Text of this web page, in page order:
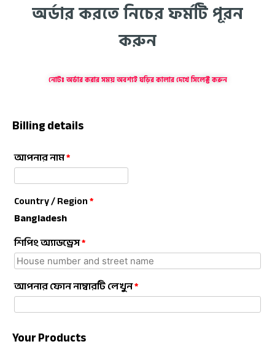
অর্ডার করতে নিচের ফর্মটি পূরন
করুন
নোটঃ অর্ডার করার সময় অবশ্যই ঘড়ির কালার দেখে সিলেক্ট করুন
Billing details
আপনার নাম*
Country / Region*
Bangladesh
শিপিং অ্যাডড্রেস*
আপনার ফোন নাম্বারটি লেখুন*
Your Products